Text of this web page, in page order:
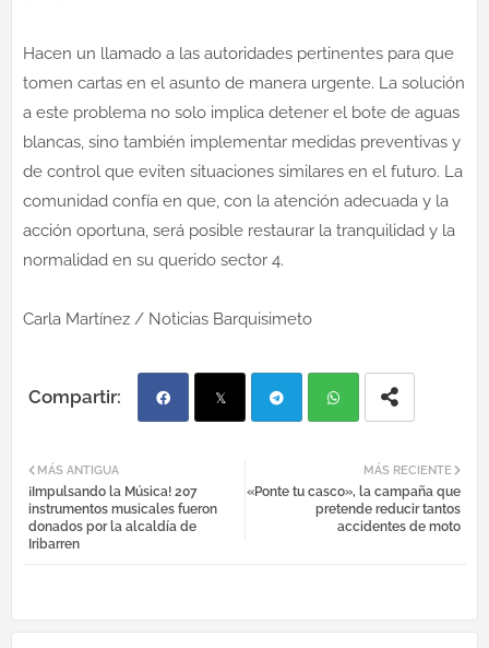
Hacen un llamado a las autoridades pertinentes para que
tomen cartas en el asunto de manera urgente. La solución
a este problema no solo implica detener el bote de aguas
blancas, sino también implementar medidas preventivas y
de control que eviten situaciones similares en el futuro. La
comunidad confía en que, con la atención adecuada y la
acción oportuna, será posible restaurar la tranquilidad y la
normalidad en su querido sector 4.
Carla Martínez / Noticias Barquisimeto
ebo egr atsa
MÁS RECIENTE
«Ponte tu casco», la campaña que
pretende reducir tantos
accidentes de moto
MÁS ANTIGUA
¡Impulsando la Música! 207
instrumentos musicales fueron
donados por la alcaldía de
Iribarren